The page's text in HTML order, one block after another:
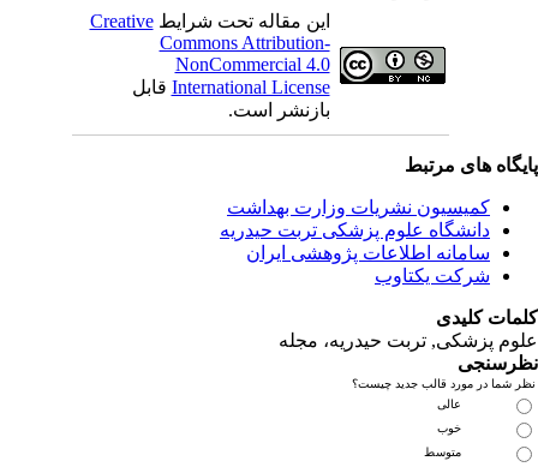
این مقاله تحت شرایطCreative
Commons Attribution-
NonCommercial 4.0
International Licenseقابل
بازنشر است.
مرتبط
نشریات وزارت بهداشت
علوم پزشکی تربت حیدریه
اطلاعات پژوهشی ایران
یکتاوب
تربت حیدریه، مجله
قالب جدید چیست؟
عالی
خوب
متوسط